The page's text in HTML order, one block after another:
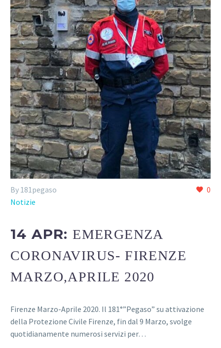
0
By 181pegaso
Notizie
14 APR:EMERGENZA
CORONAVIRUS- FIRENZE
MARZO,APRILE 2020
Firenze Marzo-Aprile 2020. Il 181°”Pegaso” su attivazione
della Protezione Civile Firenze, fin dal 9 Marzo, svolge
quotidianamente numerosi servizi per…